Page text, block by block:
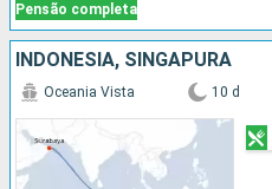
Pensão completa
INDONESIA, SINGAPURA
Oceania Vista 10 d